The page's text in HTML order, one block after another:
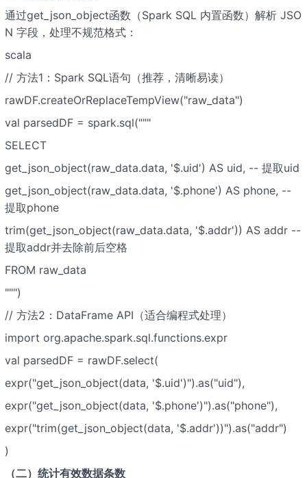
通过get_json_object函数（Spark SQL 内置函数）解析 JSO
N 字段，处理不规范格式：
scala
// 方法1：Spark SQL语句（推荐，清晰易读）
rawDF.createOrReplaceTempView("raw_data")
val parsedDF = spark.sql("""
SELECT
get_json_object(raw_data.data, '$.uid') AS uid, -- 提取uid
get_json_object(raw_data.data, '$.phone') AS phone, --
提取phone
trim(get_json_object(raw_data.data, '$.addr')) AS addr --
提取addr并去除前后空格
FROM raw_data
""")
// 方法2：DataFrame API（适合编程式处理）
import org.apache.spark.sql.functions.expr
val parsedDF = rawDF.select(
expr("get_json_object(data, '$.uid')").as("uid"),
expr("get_json_object(data, '$.phone')").as("phone"),
expr("trim(get_json_object(data, '$.addr'))").as("addr")
)
（二）统计有效数据条数